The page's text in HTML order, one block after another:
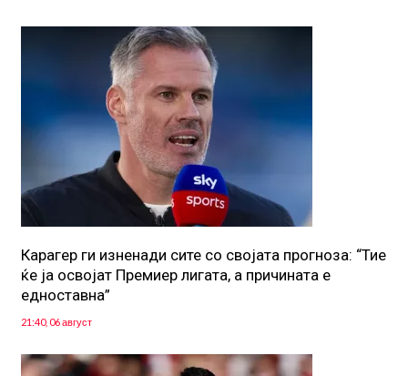
Карагер ги изненади сите со својата прогноза: “Тие
ќе ја освојат Премиер лигата, а причината е
едноставна”
21:40, 06 август